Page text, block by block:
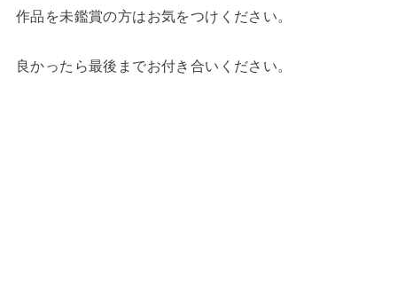
作品を未鑑賞の方はお気をつけください。
良かったら最後までお付き合いください。